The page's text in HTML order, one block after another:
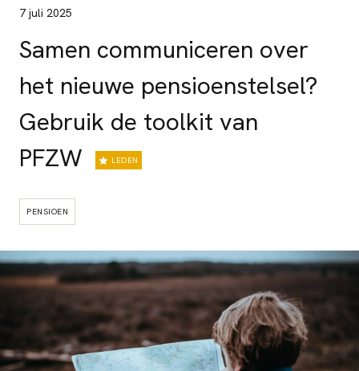
7 juli 2025
Samen communiceren over
het nieuwe pensioenstelsel?
Gebruik de toolkit van
PFZW
LEDEN
PENSIOEN